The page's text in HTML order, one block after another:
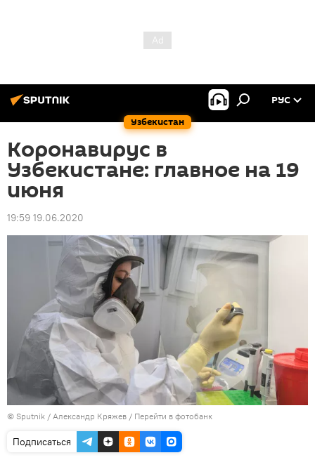
Узбекистан
РУС
Коронавирус в
Узбекистане: главное на 19
июня
19:59 19.06.2020
© Sputnik / Александр Кряжев / Перейти в фотобанк
Подписаться